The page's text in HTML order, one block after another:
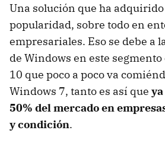
Una solución que ha
popularidad, sobre todo en
empresariales. Eso se debe a
de Windows en este
10 que poco a poco va
Windows 7, tanto es así que
50% del mercado en
y condición.